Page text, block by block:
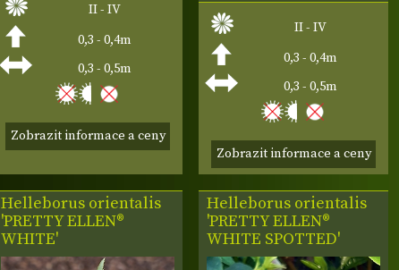
II - IV
0,3 - 0,4m
0,3 - 0,5m
Zobrazit informace a ceny
II - IV
0,3 - 0,4m
0,3 - 0,5m
Zobrazit informace a ceny
Helleborus orientalis
'PRETTY ELLEN®
WHITE'
Helleborus orientalis
'PRETTY ELLEN®
WHITE SPOTTED'